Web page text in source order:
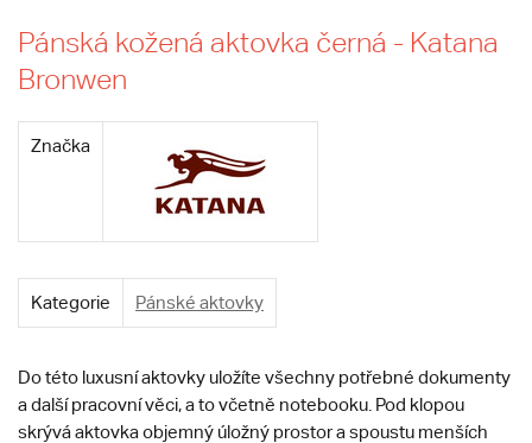
Pánská kožená aktovka černá - Katana
Bronwen
Značka
Kategorie Pánské aktovky
Do této luxusní aktovky uložíte všechny potřebné dokumenty
a další pracovní věci, a to včetně notebooku. Pod klopou
skrývá aktovka objemný úložný prostor a spoustu menších